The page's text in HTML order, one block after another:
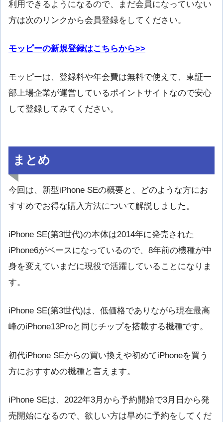
利用できるようになるので、まだ会員になっていない
方は次のリンクから会員登録をしてください。
モッピーの新規登録はこちらから>>
モッピーは、登録料や年会費は無料で使えて、東証一
部上場企業が運営しているポイントサイトなので安心
して登録してみてください。
まとめ
今回は、新型iPhone SEの概要と、どのような方にお
すすめでお得な購入方法について解説しました。
iPhone SE(第3世代)の本体は2014年に発売された
iPhone6がベースになっているので、8年前の機種が中
身を変えていまだに現役で活躍していることになりま
す。
iPhone SE(第3世代)は、低価格でありながら現在最高
峰のiPhone13Proと同じチップを搭載する機種です。
初代iPhone SEからの買い換えや初めてiPhoneを買う
方におすすめの機種と言えます。
iPhone SEは、2022年3月から予約開始で3月日から発
売開始になるので、欲しい方は早めに予約をしてくだ